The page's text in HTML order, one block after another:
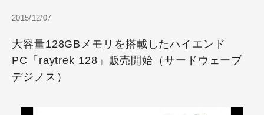
2015/12/07
大容量128GBメモリを搭載したハイエンド
PC「raytrek 128」販売開始（サードウェーブ
デジノス）